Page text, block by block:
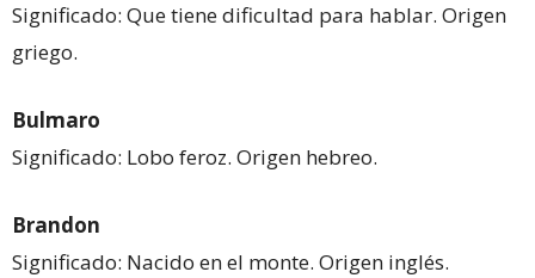
Significado: Que tiene dificultad para hablar. Origen
griego.
Bulmaro
Significado: Lobo feroz. Origen hebreo.
Brandon
Significado: Nacido en el monte. Origen inglés.